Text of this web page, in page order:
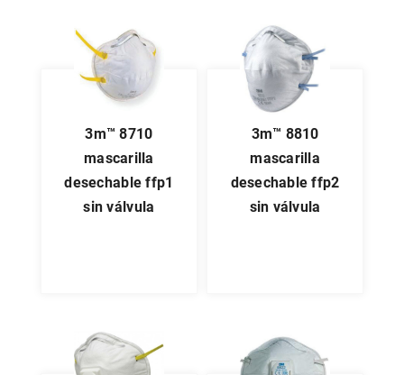
3m™ 8710
mascarilla
desechable ffp1
sin válvula
3m™ 8810
mascarilla
desechable ffp2
sin válvula